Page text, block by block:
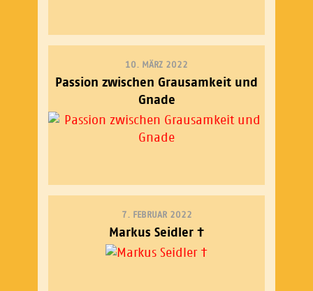
10. MÄRZ 2022
Passion zwischen Grausamkeit und
Gnade
7. FEBRUAR 2022
Markus Seidler †